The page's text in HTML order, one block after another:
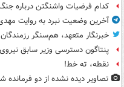
کدام فرضیات واشنگتن درباره جنگ
آخرین وضعیت نبرد به روایت
خبرنگار متعهد، هم‌سنگر
پنتاگون دسترسی وزیر سابق
نقطه، ته خط!
تصاویر دیده‌ نشده از دو